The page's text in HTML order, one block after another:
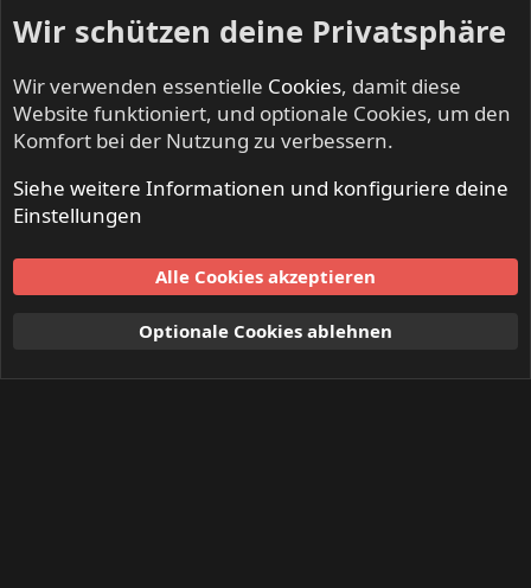
Wir schützen deine Privatsphäre
Wir verwenden essentielle Cookies, damit diese
Website funktioniert, und optionale Cookies, um den
Komfort bei der Nutzung zu verbessern.
Siehe weitere Informationen und konfiguriere deine
Einstellungen
Alle Cookies akzeptieren
Optionale Cookies ablehnen